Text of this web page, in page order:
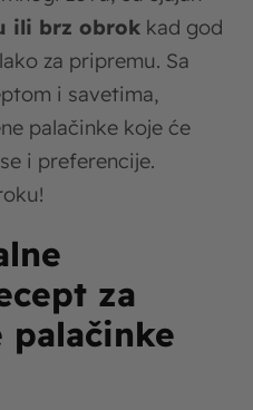
ili brz obrok kad god
za pripremu. Sa
i savetima,
palačinke koje će
i preferencije.
za
palačinke